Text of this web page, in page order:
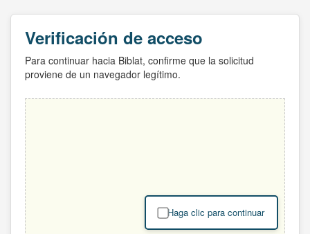
Verificación de acceso
Para continuar hacia Biblat, confirme que la solicitud
proviene de un navegador legítimo.
Haga clic para continuar